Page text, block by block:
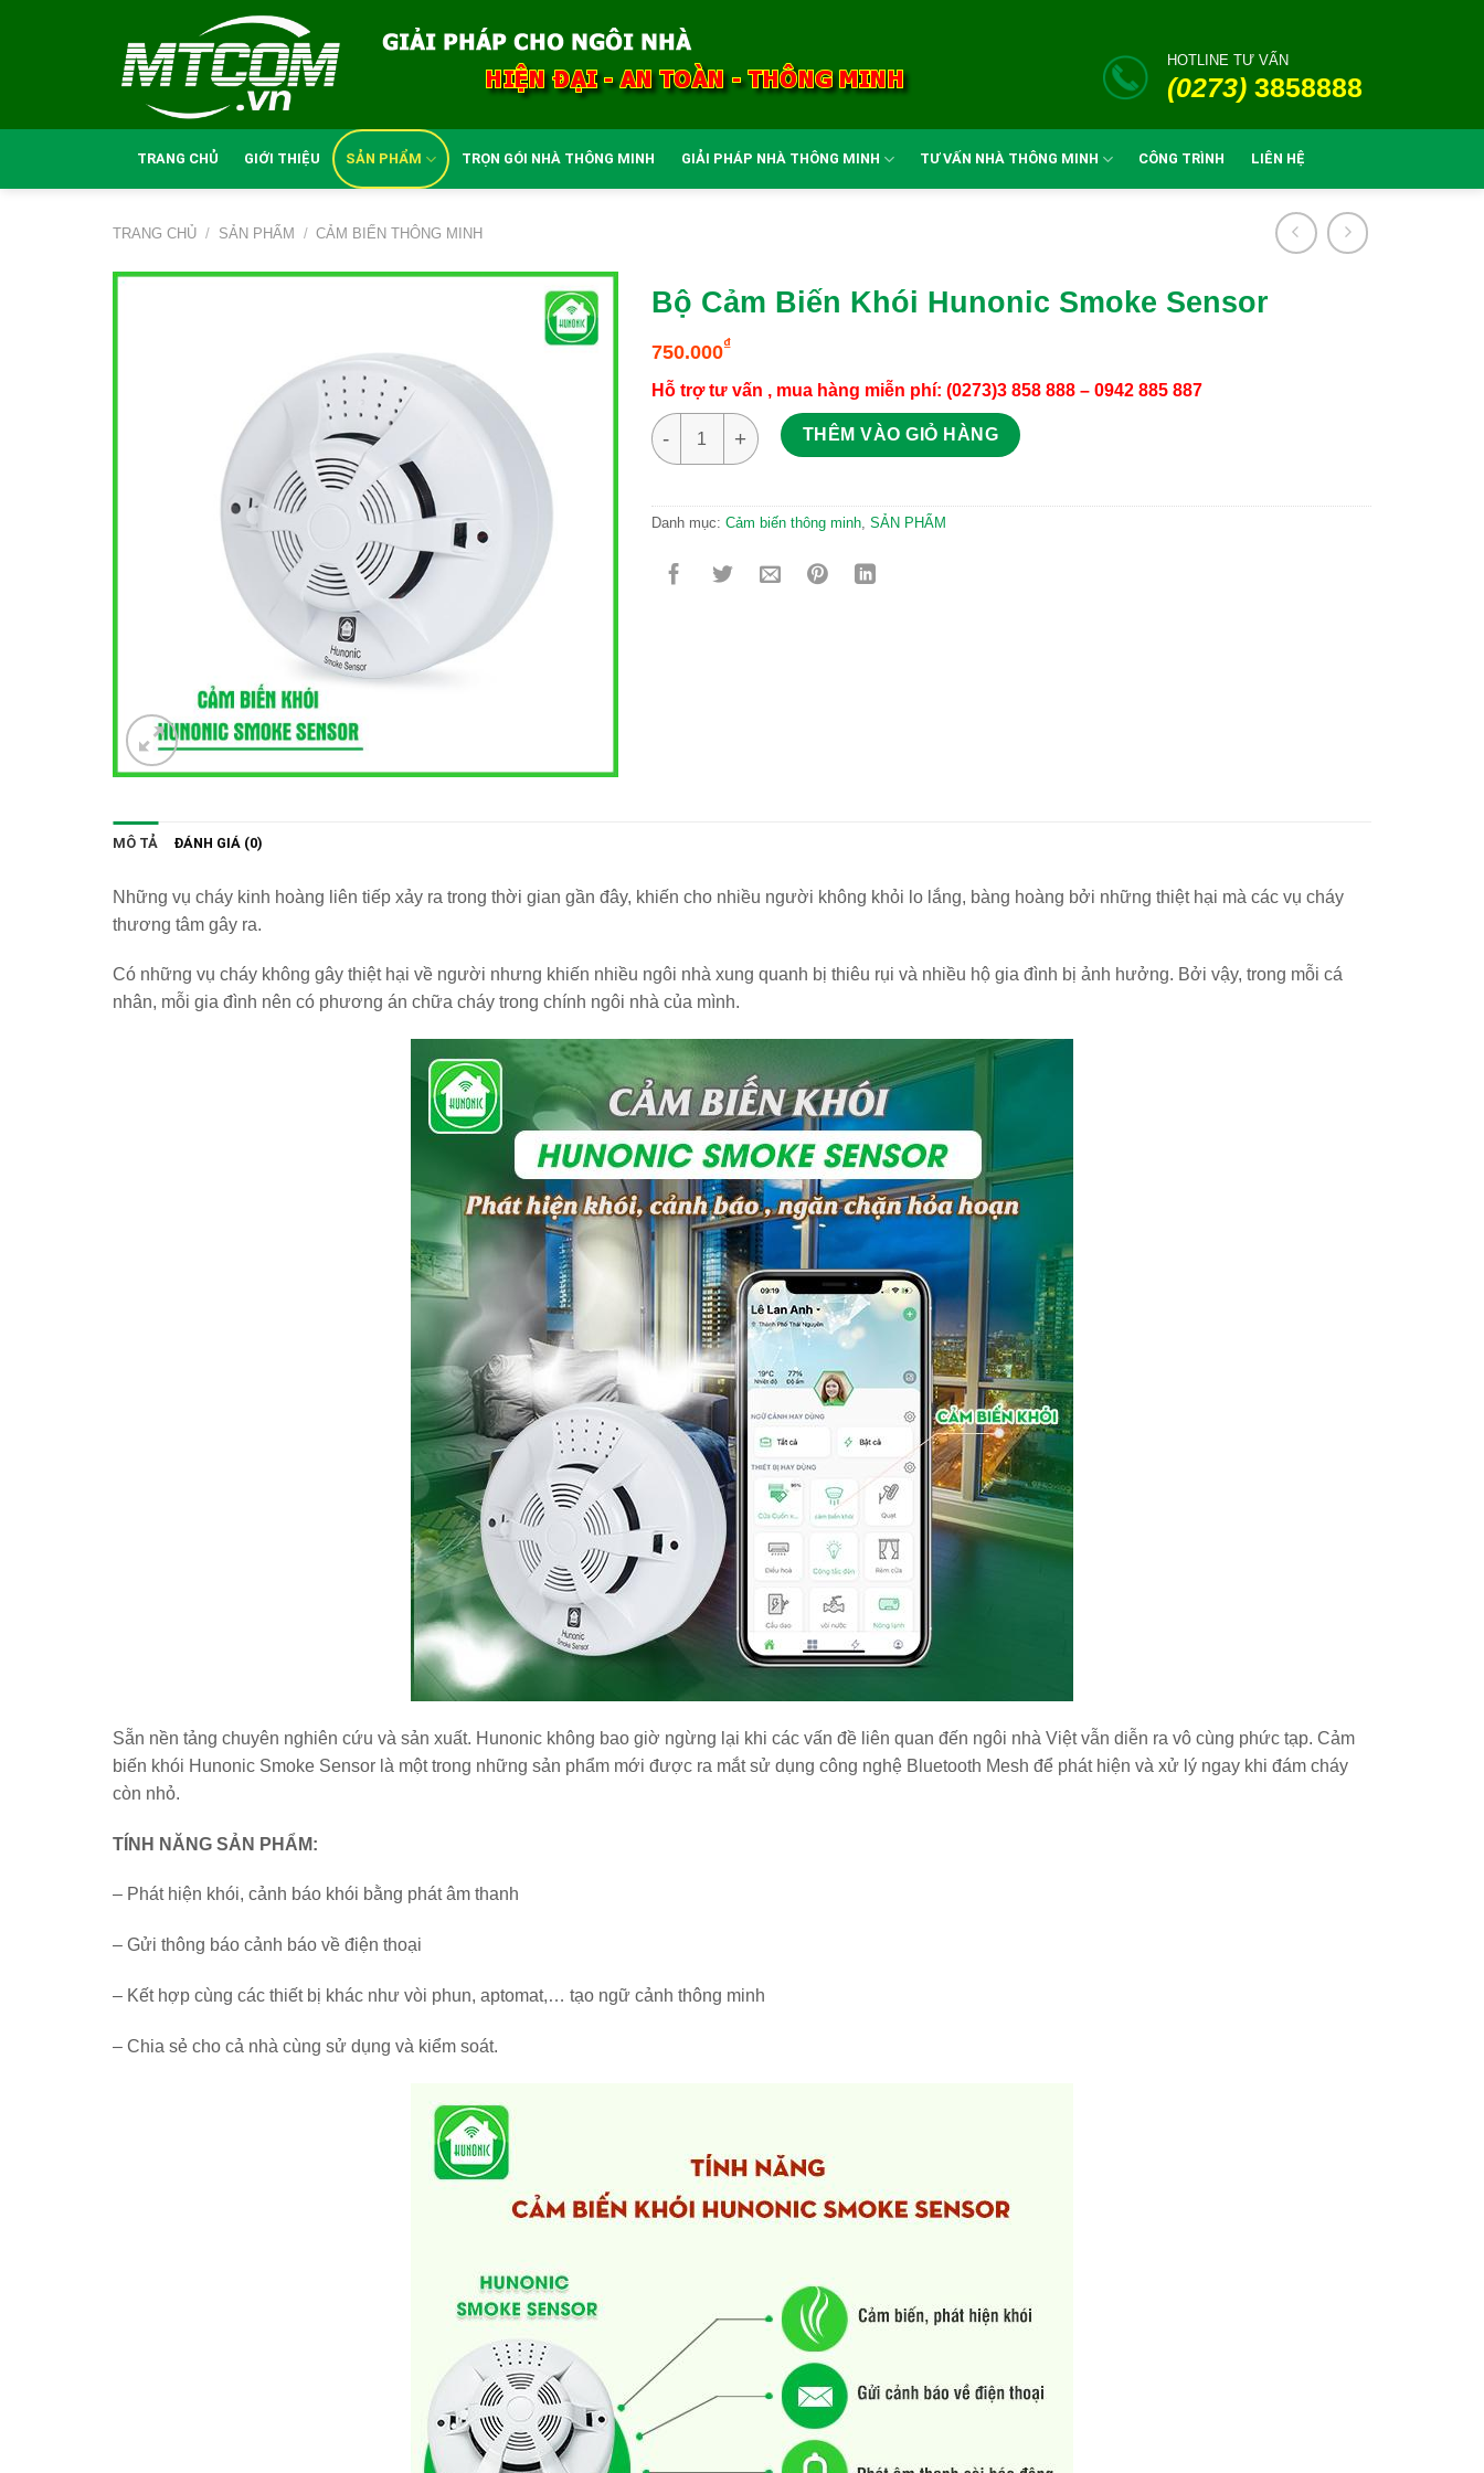
HOTLINE TƯ VẤN
(0273) 3858888
TRANG CHỦ GIỚI THIỆU SẢN PHẨM TRỌN GÓI NHÀ THÔNG MINH GIẢI PHÁP NHÀ THÔNG MINH TƯ VẤN NHÀ THÔNG MINH CÔNG TRÌNH LIÊN HỆ
TRANG CHỦ / SẢN PHẨM / CẢM BIẾN THÔNG MINH
Bộ Cảm Biến Khói Hunonic Smoke Sensor
750.000₫
Hỗ trợ tư vấn , mua hàng miễn phí: (0273)3 858 888 – 0942 885 887
Bộ Cảm Biến Khói Hunonic Smoke Sensor số lượng
THÊM VÀO GIỎ HÀNG
Danh mục: Cảm biến thông minh, SẢN PHẨM
MÔ TẢ ĐÁNH GIÁ (0)
Những vụ cháy kinh hoàng liên tiếp xảy ra trong thời gian gần đây, khiến cho nhiều người không khỏi lo lắng, bàng hoàng bởi những thiệt hại mà các vụ cháy
thương tâm gây ra.
Có những vụ cháy không gây thiệt hại về người nhưng khiến nhiều ngôi nhà xung quanh bị thiêu rụi và nhiều hộ gia đình bị ảnh hưởng. Bởi vậy, trong mỗi cá
nhân, mỗi gia đình nên có phương án chữa cháy trong chính ngôi nhà của mình.
Sẵn nền tảng chuyên nghiên cứu và sản xuất. Hunonic không bao giờ ngừng lại khi các vấn đề liên quan đến ngôi nhà Việt vẫn diễn ra vô cùng phức tạp. Cảm
biến khói Hunonic Smoke Sensor là một trong những sản phẩm mới được ra mắt sử dụng công nghệ Bluetooth Mesh để phát hiện và xử lý ngay khi đám cháy
còn nhỏ.
TÍNH NĂNG SẢN PHẨM:
– Phát hiện khói, cảnh báo khói bằng phát âm thanh
– Gửi thông báo cảnh báo về điện thoại
– Kết hợp cùng các thiết bị khác như vòi phun, aptomat,… tạo ngữ cảnh thông minh
– Chia sẻ cho cả nhà cùng sử dụng và kiểm soát.